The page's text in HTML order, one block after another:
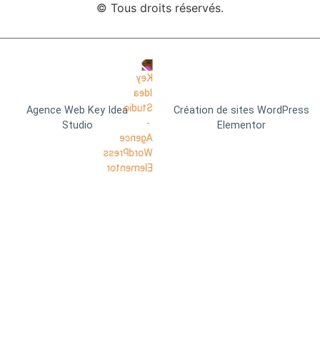
© Tous droits réservés.
Agence Web Key Idea
Studio
Création de sites WordPress
Elementor